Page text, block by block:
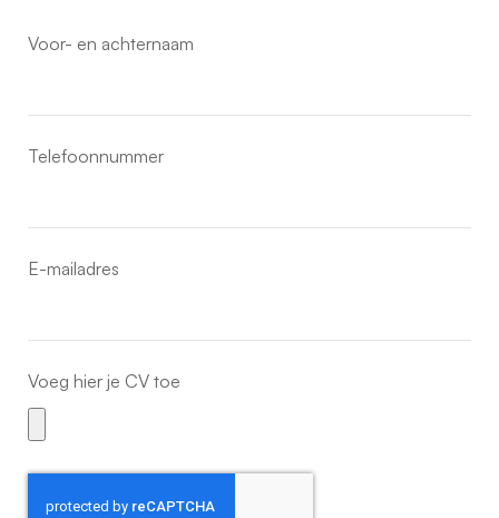
Voor- en achternaam
Telefoonnummer
E-mailadres
Voeg hier je CV toe